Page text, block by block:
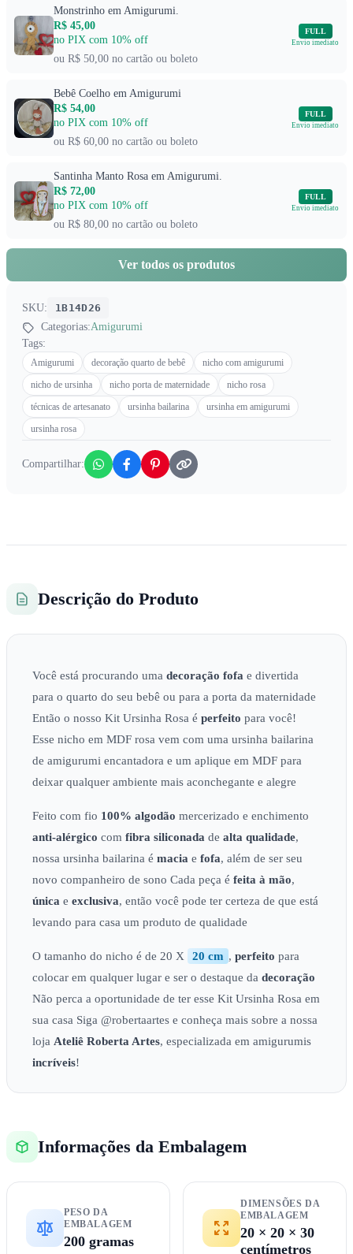
Monstrinho em Amigurumi.
R$ 45,00
no PIX com 10% off
ou R$ 50,00 no cartão ou boleto
FULL
Envio imediato
Bebê Coelho em Amigurumi
R$ 54,00
no PIX com 10% off
ou R$ 60,00 no cartão ou boleto
FULL
Envio imediato
Santinha Manto Rosa em Amigurumi.
R$ 72,00
no PIX com 10% off
ou R$ 80,00 no cartão ou boleto
FULL
Envio imediato
Ver todos os produtos
SKU:
1B14D26
Categorias:Amigurumi
Tags:
Amigurumi decoração quarto de bebê
nicho com amigurumi
nicho de ursinha
nicho porta de maternidade
nicho rosa
técnicas de artesanato
ursinha bailarina
ursinha em amigurumi
ursinha rosa
Compartilhar:
Descrição do Produto
Você está procurando uma decoração fofa e divertida
para o quarto do seu bebê ou para a porta da maternidade
Então o nosso Kit Ursinha Rosa é perfeito para você!
Esse nicho em MDF rosa vem com uma ursinha bailarina
de amigurumi encantadora e um aplique em MDF para
deixar qualquer ambiente mais aconchegante e alegre
Feito com fio 100% algodão mercerizado e enchimento
anti-alérgico com fibra siliconada de alta qualidade,
nossa ursinha bailarina é macia e fofa, além de ser seu
novo companheiro de sono Cada peça é feita à mão,
única e exclusiva, então você pode ter certeza de que está
levando para casa um produto de qualidade
O tamanho do nicho é de 20 X 20 cm , perfeito para
colocar em qualquer lugar e ser o destaque da decoração
Não perca a oportunidade de ter esse Kit Ursinha Rosa em
sua casa Siga @robertaartes e conheça mais sobre a nossa
loja Ateliê Roberta Artes, especializada em amigurumis
incríveis!
Informações da Embalagem
PESO DA
EMBALAGEM
200 gramas
DIMENSÕES DA
EMBALAGEM
20 × 20 × 30
centímetros